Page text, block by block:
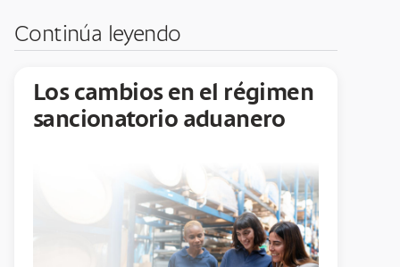
Continúa leyendo
Los cambios en el régimen
sancionatorio aduanero